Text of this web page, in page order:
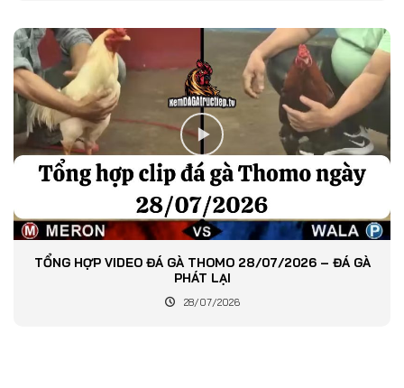
TỔNG HỢP VIDEO ĐÁ GÀ THOMO 28/07/2026 – ĐÁ GÀ
PHÁT LẠI
28/07/2026